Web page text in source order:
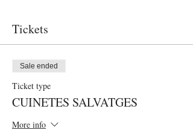
Tickets
Sale ended
Ticket type
CUINETES SALVATGES
More info